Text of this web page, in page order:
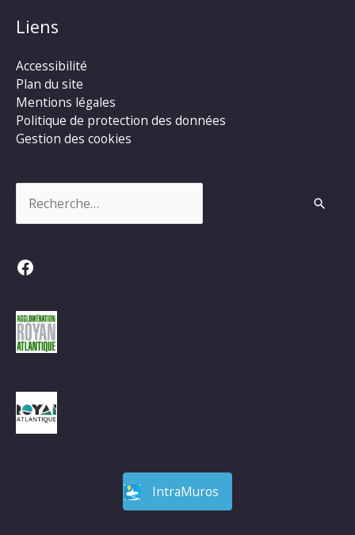
Liens
Accessibilité
Plan du site
Mentions légales
Politique de protection des données
Gestion des cookies
Facebook
IntraMuros